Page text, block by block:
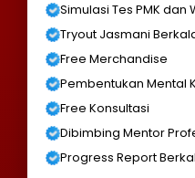
Simulasi Tes PMK
Tryout Jasmani
Free Merchandise
Pembentukan Mental
Free Konsultasi
Dibimbing Mentor
Progress Report